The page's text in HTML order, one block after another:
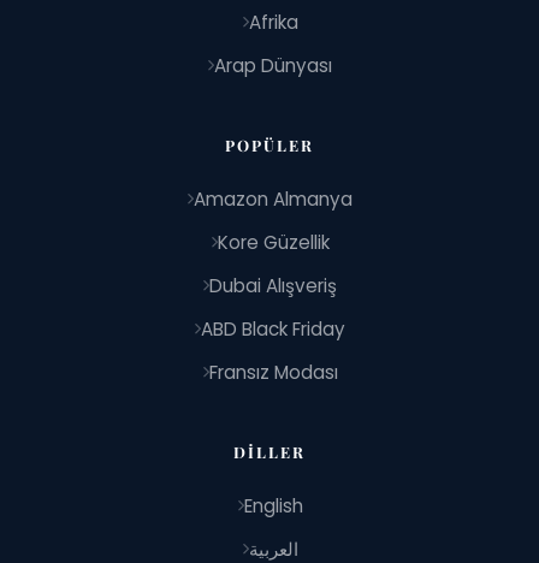
Afrika
Arap Dünyası
POPÜLER
Amazon Almanya
Kore Güzellik
Dubai Alışveriş
ABD Black Friday
Fransız Modası
DILLER
English
العربية